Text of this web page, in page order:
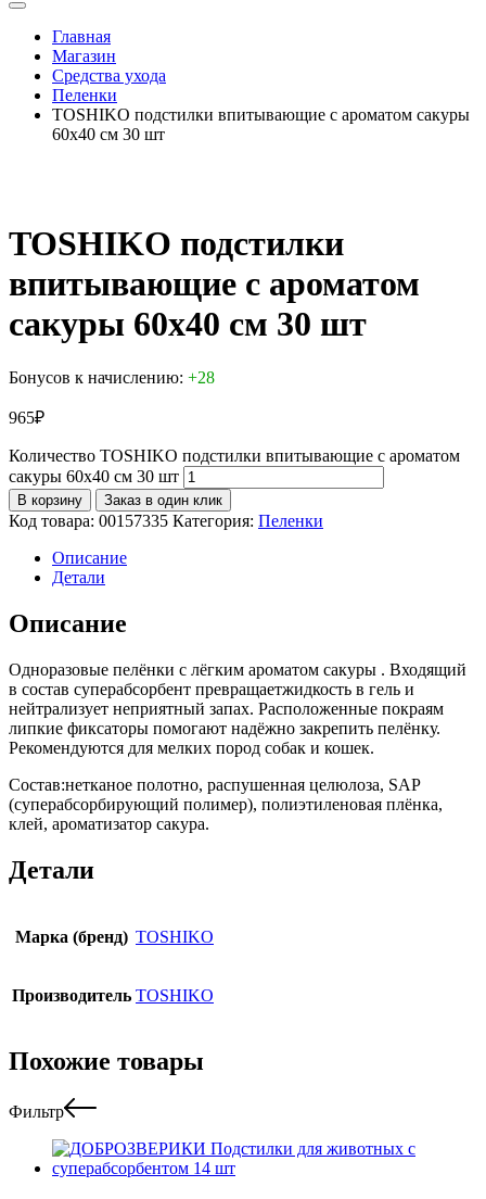
Главная
Магазин
Средства ухода
Пеленки
TOSHIKO подстилки впитывающие с ароматом сакуры
60х40 см 30 шт
TOSHIKO подстилки
впитывающие с ароматом
сакуры 60х40 см 30 шт
Бонусов к начислению: +28
965₽
Количество TOSHIKO подстилки впитывающие с ароматом
сакуры 60х40 см 30 шт
В корзину Заказ в один клик
Код товара: 00157335 Категория: Пеленки
Описание
Детали
Описание
Одноразовые пелёнки с лёгким ароматом сакуры . Входящий
в состав суперабсорбент превращаетжидкость в гель и
нейтрализует неприятный запах. Расположенные покраям
липкие фиксаторы помогают надёжно закрепить пелёнку.
Рекомендуются для мелких пород собак и кошек.
Состав:нетканое полотно, распушенная целюлоза, SAP
(суперабсорбирующий полимер), полиэтиленовая плёнка,
клей, ароматизатор сакура.
Детали
Марка (бренд) TOSHIKO
Производитель TOSHIKO
Похожие товары
Фильтр